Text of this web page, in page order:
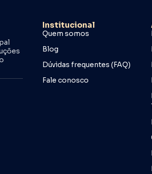
Institucional
Quem somos
Blog
Dúvidas frequentes (FAQ)
Fale conosco